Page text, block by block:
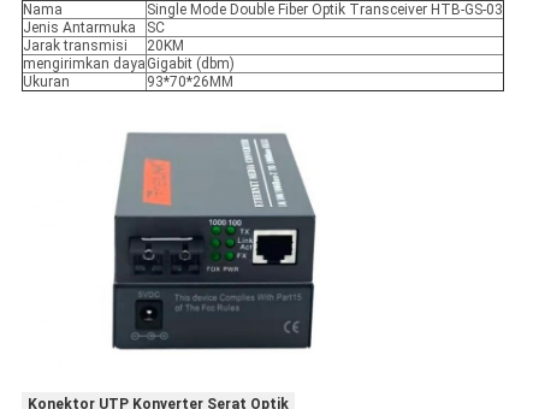
Nama
Single Mode Double Fiber Optik Transceiver HTB-GS-03
Jenis Antarmuka
SC
Jarak transmisi
20KM
mengirimkan daya Gigabit (dbm)
Ukuran
93*70*26MM
Konektor UTP Konverter Serat Optik